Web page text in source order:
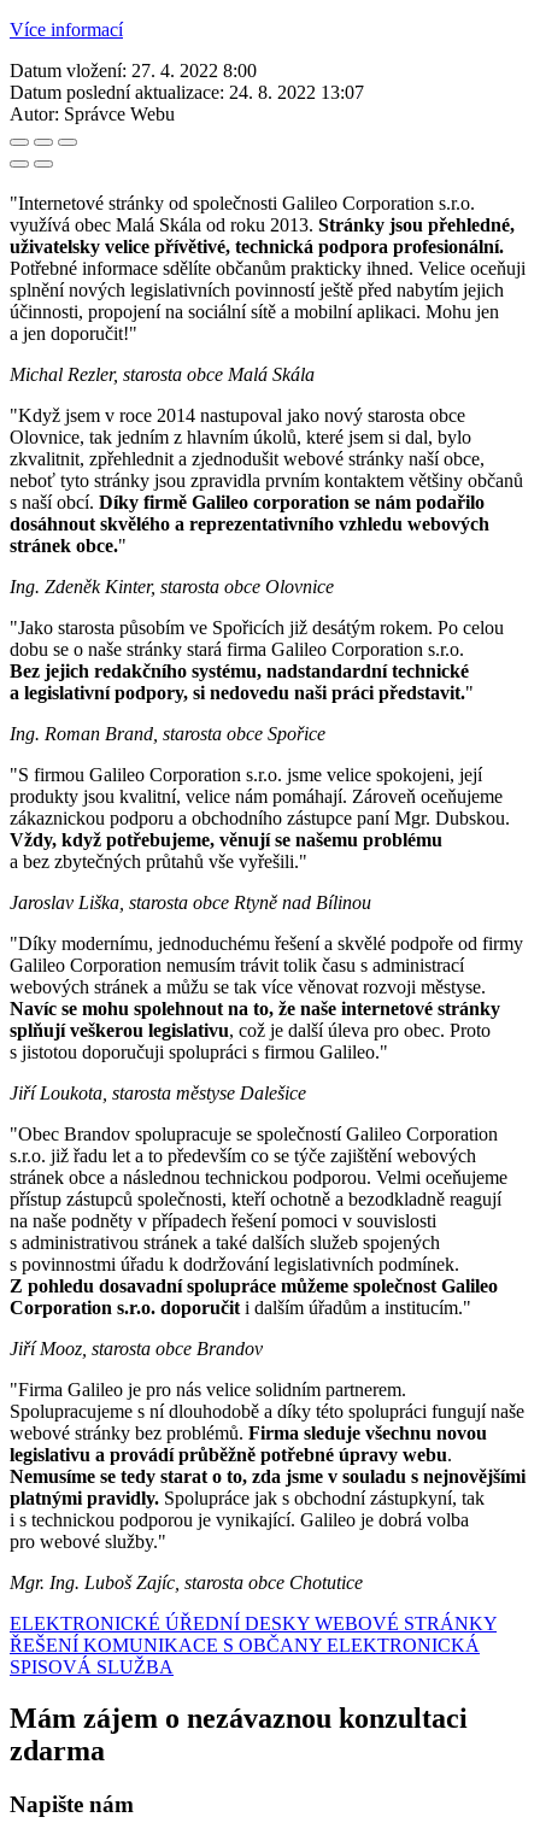
Více informací
Datum vložení: 27. 4. 2022 8:00
Datum poslední aktualizace: 24. 8. 2022 13:07
Autor: Správce Webu
"Internetové stránky od společnosti Galileo Corporation s.r.o.
využívá obec Malá Skála od roku 2013. Stránky jsou přehledné,
uživatelsky velice přívětivé, technická podpora profesionální.
Potřebné informace sdělíte občanům prakticky ihned. Velice oceňuji
splnění nových legislativních povinností ještě před nabytím jejich
účinnosti, propojení na sociální sítě a mobilní aplikaci. Mohu jen
a jen doporučit!"
Michal Rezler, starosta obce Malá Skála
"Když jsem v roce 2014 nastupoval jako nový starosta obce
Olovnice, tak jedním z hlavním úkolů, které jsem si dal, bylo
zkvalitnit, zpřehlednit a zjednodušit webové stránky naší obce,
neboť tyto stránky jsou zpravidla prvním kontaktem většiny občanů
s naší obcí. Díky firmě Galileo corporation se nám podařilo
dosáhnout skvělého a reprezentativního vzhledu webových
stránek obce."
Ing. Zdeněk Kinter, starosta obce Olovnice
"Jako starosta působím ve Spořicích již desátým rokem. Po celou
dobu se o naše stránky stará firma Galileo Corporation s.r.o.
Bez jejich redakčního systému, nadstandardní technické
a legislativní podpory, si nedovedu naši práci představit."
Ing. Roman Brand, starosta obce Spořice
"S firmou Galileo Corporation s.r.o. jsme velice spokojeni, její
produkty jsou kvalitní, velice nám pomáhají. Zároveň oceňujeme
zákaznickou podporu a obchodního zástupce paní Mgr. Dubskou.
Vždy, když potřebujeme, věnují se našemu problému
a bez zbytečných průtahů vše vyřešili."
Jaroslav Liška, starosta obce Rtyně nad Bílinou
"Díky modernímu, jednoduchému řešení a skvělé podpoře od firmy
Galileo Corporation nemusím trávit tolik času s administrací
webových stránek a můžu se tak více věnovat rozvoji městyse.
Navíc se mohu spolehnout na to, že naše internetové stránky
splňují veškerou legislativu, což je další úleva pro obec. Proto
s jistotou doporučuji spolupráci s firmou Galileo."
Jiří Loukota, starosta městyse Dalešice
"Obec Brandov spolupracuje se společností Galileo Corporation
s.r.o. již řadu let a to především co se týče zajištění webových
stránek obce a následnou technickou podporou. Velmi oceňujeme
přístup zástupců společnosti, kteří ochotně a bezodkladně reagují
na naše podněty v případech řešení pomoci v souvislosti
s administrativou stránek a také dalších služeb spojených
s povinnostmi úřadu k dodržování legislativních podmínek.
Z pohledu dosavadní spolupráce můžeme společnost Galileo
Corporation s.r.o. doporučit i dalším úřadům a institucím."
Jiří Mooz, starosta obce Brandov
"Firma Galileo je pro nás velice solidním partnerem.
Spolupracujeme s ní dlouhodobě a díky této spolupráci fungují naše
webové stránky bez problémů. Firma sleduje všechnu novou
legislativu a provádí průběžně potřebné úpravy webu.
Nemusíme se tedy starat o to, zda jsme v souladu s nejnovějšími
platnými pravidly. Spolupráce jak s obchodní zástupkyní, tak
i s technickou podporou je vynikající. Galileo je dobrá volba
pro webové služby."
Mgr. Ing. Luboš Zajíc, starosta obce Chotutice
ELEKTRONICKÉ ÚŘEDNÍ DESKY WEBOVÉ STRÁNKY
ŘEŠENÍ KOMUNIKACE S OBČANY ELEKTRONICKÁ
SPISOVÁ SLUŽBA
Mám zájem o nezávaznou konzultaci
zdarma
Napište nám